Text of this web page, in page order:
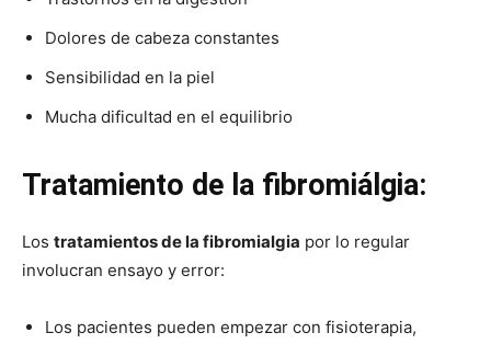
Dolores de cabeza constantes
Sensibilidad en la piel
Mucha dificultad en el equilibrio
Tratamiento de la fibromiálgia:
Los tratamientos de la fibromialgia por lo regular
involucran ensayo y error:
Los pacientes pueden empezar con fisioterapia,